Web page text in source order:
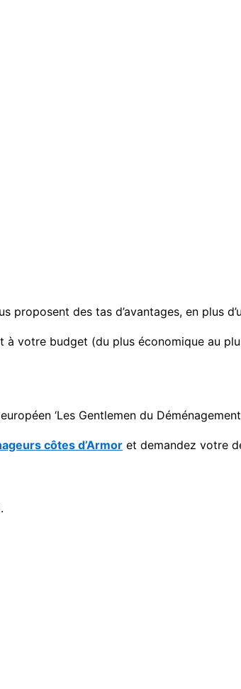
proposent des tas d’avantages, en plus
à votre budget (du plus économique au
‘Les Gentlemen du
côtes d’Armor et demandez votre
.